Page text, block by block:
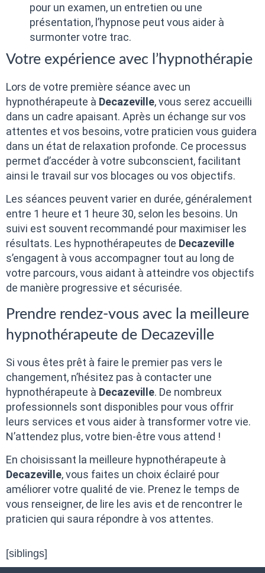
pour un examen, un entretien ou une
présentation, l’hypnose peut vous aider à
surmonter votre trac.
Votre expérience avec l’hypnothérapie
Lors de votre première séance avec un
hypnothérapeute à Decazeville, vous serez accueilli
dans un cadre apaisant. Après un échange sur vos
attentes et vos besoins, votre praticien vous guidera
dans un état de relaxation profonde. Ce processus
permet d’accéder à votre subconscient, facilitant
ainsi le travail sur vos blocages ou vos objectifs.
Les séances peuvent varier en durée, généralement
entre 1 heure et 1 heure 30, selon les besoins. Un
suivi est souvent recommandé pour maximiser les
résultats. Les hypnothérapeutes de Decazeville
s’engagent à vous accompagner tout au long de
votre parcours, vous aidant à atteindre vos objectifs
de manière progressive et sécurisée.
Prendre rendez-vous avec la meilleure
hypnothérapeute de Decazeville
Si vous êtes prêt à faire le premier pas vers le
changement, n’hésitez pas à contacter une
hypnothérapeute à Decazeville. De nombreux
professionnels sont disponibles pour vous offrir
leurs services et vous aider à transformer votre vie.
N’attendez plus, votre bien-être vous attend !
En choisissant la meilleure hypnothérapeute à
Decazeville, vous faites un choix éclairé pour
améliorer votre qualité de vie. Prenez le temps de
vous renseigner, de lire les avis et de rencontrer le
praticien qui saura répondre à vos attentes.
[siblings]